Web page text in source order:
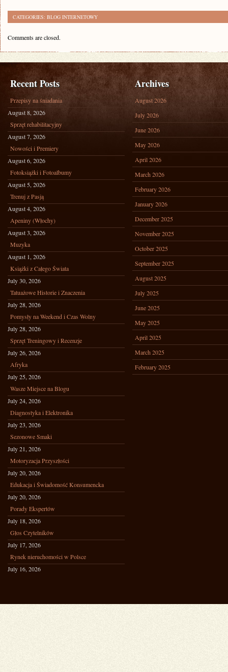
CATEGORIES: BLOG INTERNETOWY
Comments are closed.
Recent Posts
Przepisy na śniadania
August 8, 2026
Sprzęt rehabilitacyjny
August 7, 2026
Nowości i Premiery
August 6, 2026
Fotoksiążki i Fotoalbumy
August 5, 2026
Trenuj z Pasją
August 4, 2026
Apeniny (Włochy)
August 3, 2026
Muzyka
August 1, 2026
Książki z Całego Świata
July 30, 2026
Tatuażowe Historie i Znaczenia
July 28, 2026
Pomysły na Weekend i Czas Wolny
July 28, 2026
Sprzęt Treningowy i Recenzje
July 26, 2026
Afryka
July 25, 2026
Wasze Miejsce na Blogu
July 24, 2026
Diagnostyka i Elektronika
July 23, 2026
Sezonowe Smaki
July 21, 2026
Motoryzacja Przyszłości
July 20, 2026
Edukacja i Świadomość Konsumencka
July 20, 2026
Porady Ekspertów
July 18, 2026
Głos Czytelników
July 17, 2026
Rynek nieruchomości w Polsce
July 16, 2026
Archives
August 2026
July 2026
June 2026
May 2026
April 2026
March 2026
February 2026
January 2026
December 2025
November 2025
October 2025
September 2025
August 2025
July 2025
June 2025
May 2025
April 2025
March 2025
February 2025